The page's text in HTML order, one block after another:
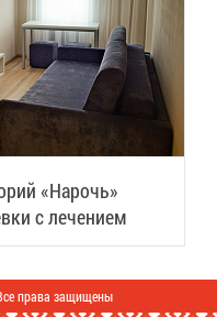
«Нарочь»
с лечением
права защищены